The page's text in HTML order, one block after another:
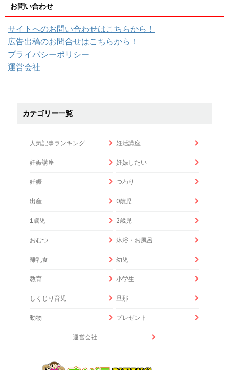
お問い合わせ
サイトへのお問い合わせはこちらから！
広告出稿のお問合せはこちらから！
プライバシーポリシー
運営会社
カテゴリー一覧
人気記事ランキング 妊活講座
妊娠講座 妊娠したい
妊娠 つわり
出産 0歳児
1歳児 2歳児
おむつ 沐浴・お風呂
離乳食 幼児
教育 小学生
しくじり育児 旦那
動物 プレゼント
運営会社